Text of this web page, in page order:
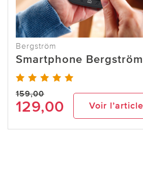
Bergström
Smartphone Bergström
159,00
129,00 Voir l’article